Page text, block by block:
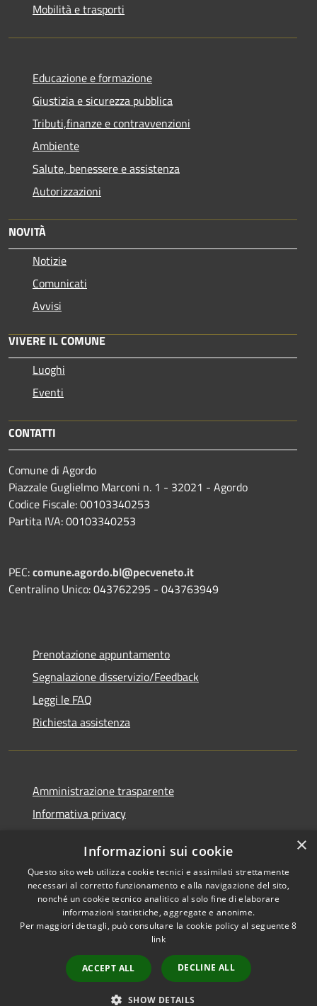
Mobilità e trasporti
Educazione e formazione
Giustizia e sicurezza pubblica
Tributi,finanze e contravvenzioni
Ambiente
Salute, benessere e assistenza
Autorizzazioni
NOVITÀ
Notizie
Comunicati
Avvisi
VIVERE IL COMUNE
Luoghi
Eventi
CONTATTI
Comune di Agordo
Piazzale Guglielmo Marconi n. 1 - 32021 - Agordo
Codice Fiscale: 00103340253
Partita IVA: 00103340253
PEC:comune.agordo.bl@pecveneto.it
Centralino Unico: 043762295 - 043763949
Prenotazione appuntamento
Segnalazione disservizio/Feedback
Leggi le FAQ
Richiesta assistenza
Amministrazione trasparente
Informativa privacy
Dichiarazione di accessibilità
RSS
Copyright © 2026 • Comune di
Municipium •
redazione
×
Informazioni sui cookie
Questo sito web utilizza cookie tecnici e assimilati strettamente
necessari al corretto funzionamento e alla navigazione del sito,
nonché un cookie tecnico analitico al solo fine di elaborare
informazioni statistiche, aggregate e anonime.
Per maggiori dettagli, può consultare la cookie policy al seguente8
link
ACCEPT ALL DECLINE ALL
SHOW DETAILS